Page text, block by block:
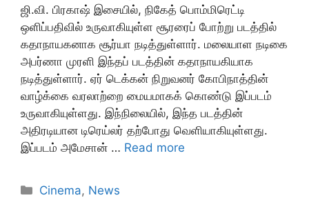
ஜி.வி. பிரகாஷ் இசையில், நிகேத் பொம்மிரெட்டி
ஒளிப்பதிவில் உருவாகியுள்ள சூரரைப் போற்று படத்தில்
கதாநாயகனாக சூர்யா நடித்துள்ளார். மலையாள நடிகை
அபர்ணா முரளி இந்தப் படத்தின் கதாநாயகியாக
நடித்துள்ளார். ஏர் டெக்கன் நிறுவனர் கோபிநாத்தின்
வாழ்க்கை வரலாற்றை மையமாகக் கொண்டு இப்படம்
உருவாகியுள்ளது. இந்நிலையில், இந்த படத்தின்
அதிரடியான டிரெய்லர் தற்போது வெளியாகியுள்ளது.
இப்படம் அமேசான் … Read more
Categories
Cinema, News